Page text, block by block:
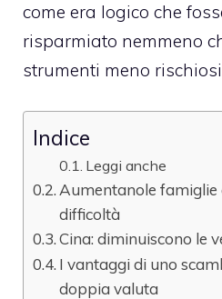
come era logico che
risparmiato nemmeno
strumenti meno
Indice
Leggi anche
Aumentanole famiglie
difficoltà
Cina: diminuiscono le
I vantaggi di uno
doppia valuta